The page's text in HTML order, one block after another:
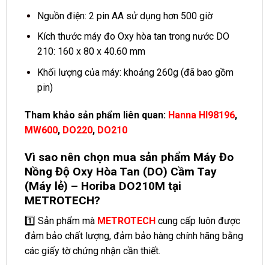
Nguồn điện: 2 pin AA sử dụng hơn 500 giờ
Kích thước máy đo Oxy hòa tan trong nước DO
210: 160 x 80 x 40.60 mm
Khối lượng của máy: khoảng 260g (đã bao gồm
pin)
Tham khảo sản phẩm liên quan: Hanna HI98196,
MW600, DO220, DO210
Vì sao nên chọn mua sản phẩm Máy Đo
Nồng Độ Oxy Hòa Tan (DO) Cầm Tay
(Máy lẻ) – Horiba DO210M tại
METROTECH?
1️⃣ Sản phẩm mà METROTECH cung cấp luôn được
đảm bảo chất lượng, đảm bảo hàng chính hãng bằng
các giấy tờ chứng nhận cần thiết.